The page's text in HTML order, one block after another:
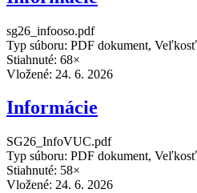
sg26_infooso.pdf
Typ súboru: PDF dokument,
Stiahnuté: 68×
Vložené: 24. 6. 2026
Informácie
SG26_InfoVUC.pdf
Typ súboru: PDF dokument,
Stiahnuté: 58×
Vložené: 24. 6. 2026